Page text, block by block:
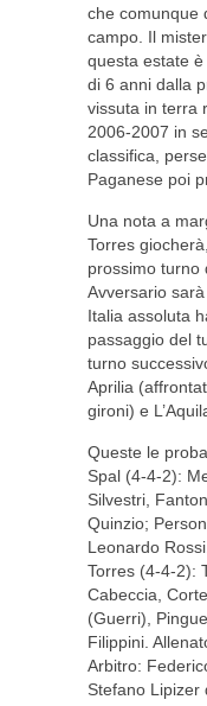
che comunque
campo. Il
questa estate
di 6 anni dalla
vissuta in terra
2006-2007 in
classifica,
Paganese poi
Una nota a
Torres
prossimo turno
Avversario
Italia assoluta
passaggio del
turno
Aprilia
gironi) e
Queste le
Spal (4-4-2):
Silvestri,
Quinzio;
Leonardo Rossi.
Torres (4-4-2):
Cabeccia,
(Guerri),
Filippini.
Arbitro:
Stefano Lipizer